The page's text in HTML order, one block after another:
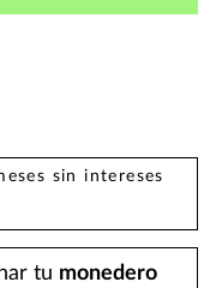
sin intereses
tu monedero